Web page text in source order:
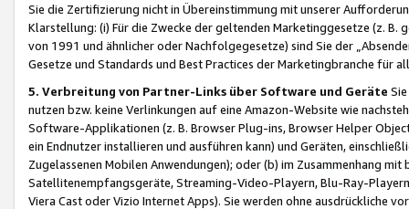
Sie die Zertifizierung nicht in Übereinstimmung mit unserer
Klarstellung: (i) Für die Zwecke der geltenden Marketinggesetze (z. B.
von 1991 und ähnlicher oder Nachfolgegesetze) sind Sie der
Gesetze und Standards und Best Practices der Marketingbranche für
5. Verbreitung von Partner-Links über Software und Geräte
nutzen bzw. keine Verlinkungen auf eine Amazon-Website wie
Software-Applikationen (z. B. Browser Plug-ins, Browser Helper
ein Endnutzer installieren und ausführen kann) und Geräten,
Zugelassenen Mobilen Anwendungen); oder (b) im Zusammenhang
Satellitenempfangsgeräte, Streaming-Video-Playern, Blu-Ray-
Viera Cast oder Vizio Internet Apps). Sie werden ohne ausdrückliche